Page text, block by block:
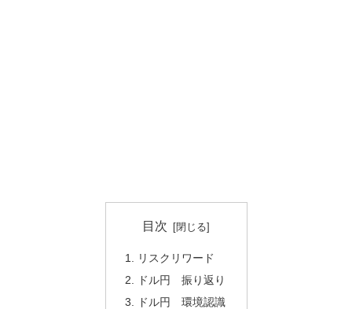
目次
リスクリワード
ドル円 振り返り
ドル円 環境認識